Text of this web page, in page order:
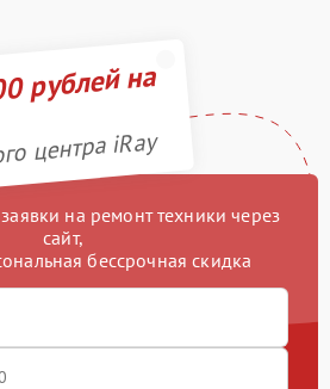
рублей на
центра iRay
на ремонт техники через
сайт,
бессрочная скидка